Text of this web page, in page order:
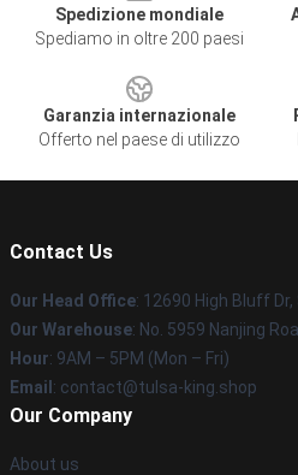
Spedizione mondiale
Spediamo in oltre 200 paesi
Garanzia internazionale
Offerto nel paese di utilizzo
Contact Us
Our Head Office: 12690 High Bluff
Our Warehouse: No. 5959 Nanjing
Hour: 9AM – 5PM (Mon – Fri)
Email : contact@tulsa-king.shop
Our Company
About us